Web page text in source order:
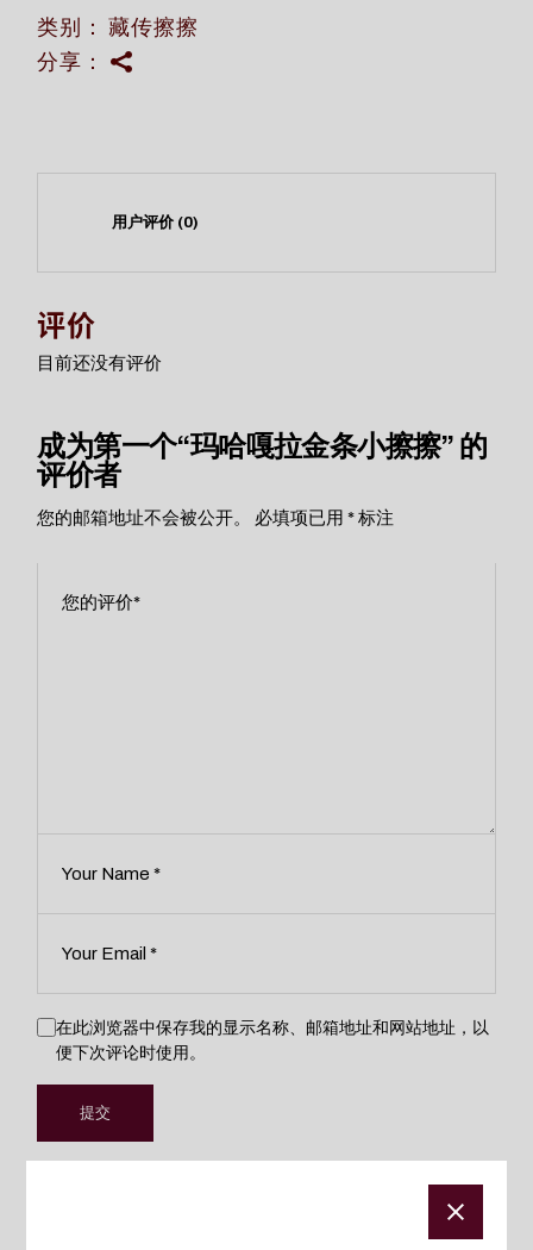
类别：
藏传擦擦
分享：
用户评价 (0)
评价
目前还没有评价
成为第一个“玛哈嘎拉金条小擦擦” 的
评价者
您的邮箱地址不会被公开。 必填项已用*标注
在此浏览器中保存我的显示名称、邮箱地址和网站地址，以
便下次评论时使用。
提交